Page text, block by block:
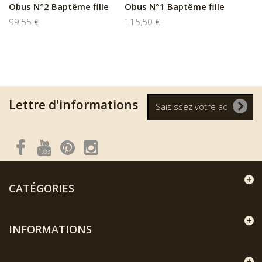
Obus N°2 Baptême fille
99,55 €
Obus N°1 Baptême fille
115,50 €
Lettre d'informations
CATÉGORIES
INFORMATIONS